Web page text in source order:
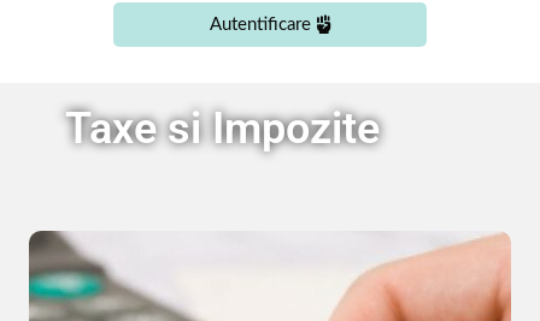
Autentificare
Taxe si Impozite